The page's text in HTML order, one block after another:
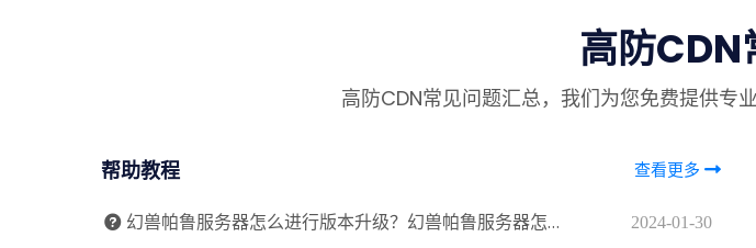
高防CDN
高防CDN常见问题汇总，我们为您免费提供专
帮助教程 查看更多
幻兽帕鲁服务器怎么进行版本升级？幻兽帕鲁服务器怎么升级 2024-01-30